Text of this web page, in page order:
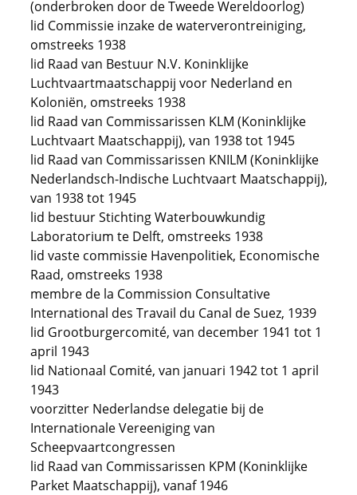
(onderbroken door de Tweede Wereldoorlog)
lid Commissie inzake de waterverontreiniging,
omstreeks 1938
lid Raad van Bestuur N.V. Koninklijke
Luchtvaartmaatschappij voor Nederland en
Koloniën, omstreeks 1938
lid Raad van Commissarissen KLM (Koninklijke
Luchtvaart Maatschappij), van 1938 tot 1945
lid Raad van Commissarissen KNILM (Koninklijke
Nederlandsch-Indische Luchtvaart Maatschappij),
van 1938 tot 1945
lid bestuur Stichting Waterbouwkundig
Laboratorium te Delft, omstreeks 1938
lid vaste commissie Havenpolitiek, Economische
Raad, omstreeks 1938
membre de la Commission Consultative
International des Travail du Canal de Suez, 1939
lid Grootburgercomité, van december 1941 tot 1
april 1943
lid Nationaal Comité, van januari 1942 tot 1 april
1943
voorzitter Nederlandse delegatie bij de
Internationale Vereeniging van
Scheepvaartcongressen
lid Raad van Commissarissen KPM (Koninklijke
Parket Maatschappij), vanaf 1946